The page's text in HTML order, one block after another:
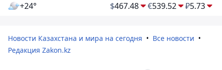
+24° $467.48 €539.52 ₽5.73
Новости Казахстана и мира на сегодня
Все новости
Редакция Zakon.kz